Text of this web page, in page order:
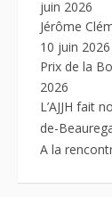
juin 2026
Jérôme
10 juin 2026
Prix de la
2026
L’AJJH fait
de-
A la